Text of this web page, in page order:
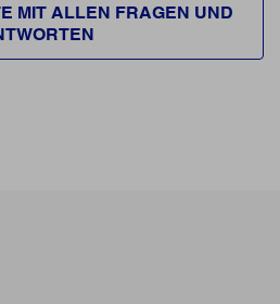
MIT ALLEN FRAGEN UND